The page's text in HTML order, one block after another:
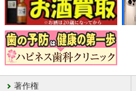
著作権